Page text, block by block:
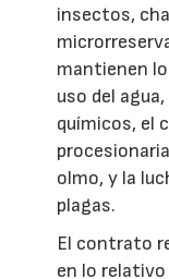
insectos,
mantienen
uso del
químicos, el
olmo, y la
plagas.
El contrato
en lo